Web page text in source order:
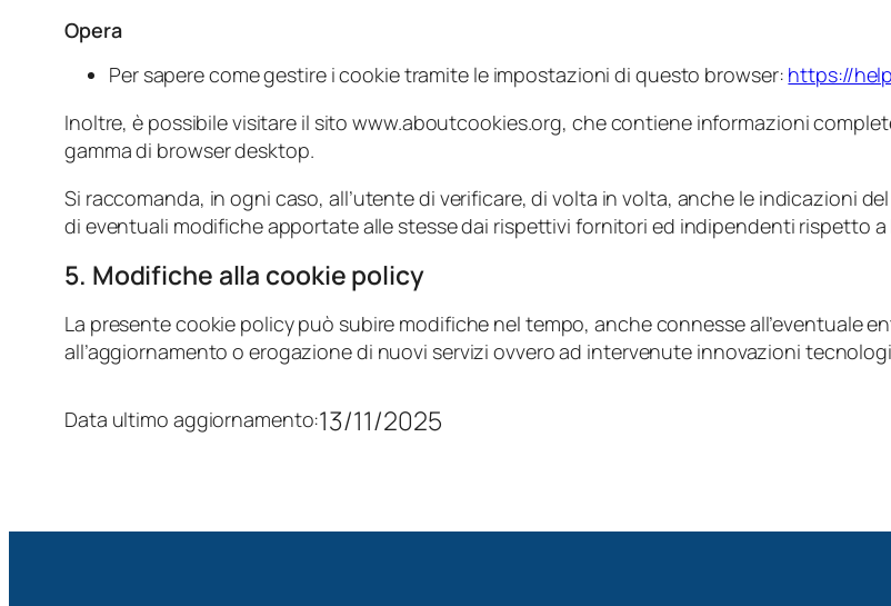
Opera
Per sapere come gestire i cookie tramite le impostazioni di questo browser: https://
Inoltre, è possibile visitare il sito www.aboutcookies.org, che contiene informazioni
gamma di browser desktop.
Si raccomanda, in ogni caso, all’utente di verificare, di volta in volta, anche le indicazioni
di eventuali modifiche apportate alle stesse dai rispettivi fornitori ed indipendenti rispetto a
5. Modifiche alla cookie policy
La presente cookie policy può subire modifiche nel tempo, anche connesse all’eventuale
all’aggiornamento o erogazione di nuovi servizi ovvero ad intervenute innovazioni
Data ultimo aggiornamento:13/11/2025